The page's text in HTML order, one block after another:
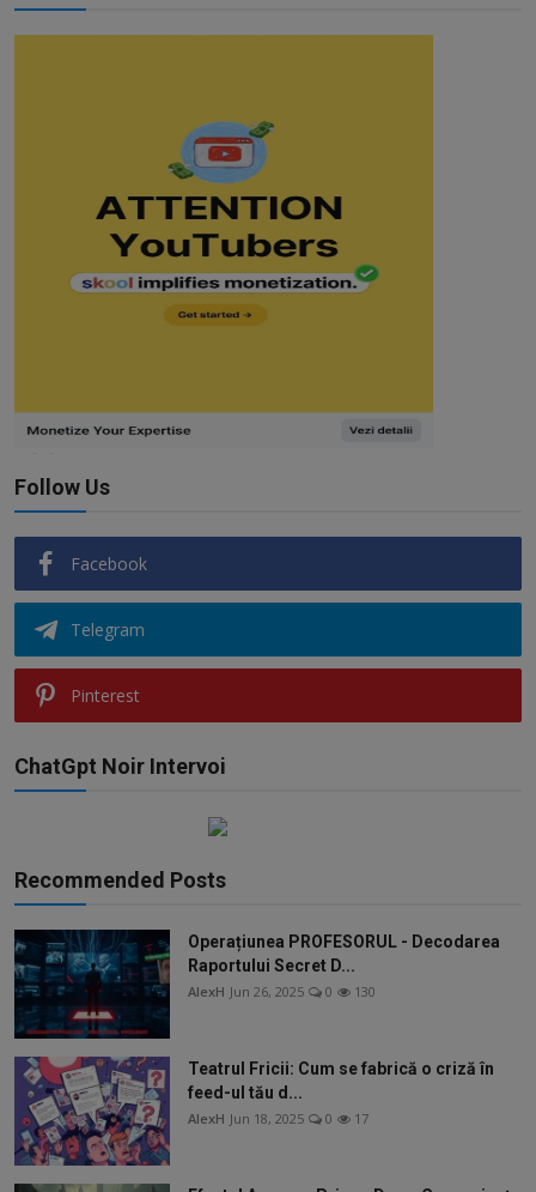
Follow Us
Facebook
Telegram
Pinterest
ChatGpt Noir Intervoi
Recommended Posts
Operațiunea PROFESORUL - Decodarea
Raportului Secret D...
AlexH Jun 26, 2025 0 130
Teatrul Fricii: Cum se fabrică o criză în
feed-ul tău d...
AlexH Jun 18, 2025 0 17